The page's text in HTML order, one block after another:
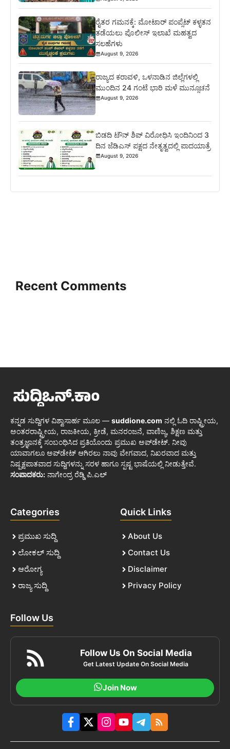
ರೈತರ ಗಮನಕ್ಕೆ: ಮೋಟಾರ್ ಪಂಪ್ಸೆಟ್ ಕಳ್ಳತನ
ತಡೆಯಲು ಪೊಲೀಸ್ ಇಲಾಖೆ ಮಹತ್ವದ
ಸಲಹೆಗಳು
August 9, 2026
ರಾಜ್ಯದ ಕರಾವಳಿ, ಒಳನಾಡಿನ ಜಿಲ್ಲೆಗಳಲ್ಲಿ
ಮುಂದಿನ 24 ಗಂಟೆ ಭಾರಿ ಮಳೆ ಮುನ್ಸೂಚನೆ
August 9, 2026
ಬಿಡದಿ ಟೌನ್ ಶಿಪ್ ವಿರೋಧಿಸಿ ಇಂದಿನಿಂದ 3
ದಿನ ಜೆಡಿಎಸ್ ಪಕ್ಷದ ನೇತೃತ್ವದಲ್ಲಿ ಪಾದಯಾತ್ರೆ
August 9, 2026
Recent Comments
ಕನ್ನಡ ಸುದ್ದಿಗಳ ವಿಶ್ವಾಸಾರ್ಹ ಮೂಲ — suddione.com ನಲ್ಲಿ ಓದಿ ರಾಷ್ಟ್ರೀಯ,
ಅಂತರರಾಷ್ಟ್ರೀಯ, ರಾಜಕೀಯ, ಕ್ರೀಡೆ, ಮನರಂಜನೆ, ವಾಣಿಜ್ಯ, ಶಿಕ್ಷಣ ಮತ್ತು
ತಂತ್ರಜ್ಞಾನಕ್ಕೆ ಸಂಬಂಧಿಸಿದ ಪ್ರತಿಯೊಂದು ಪ್ರಮುಖ ಅಪ್‌ಡೇಟ್. ನೀವು
ಯಾವಾಗಲೂ ಅಪ್‌ಡೇಟ್ ಆಗಿರಲು ನಾವು ವೇಗವಾದ, ನಿಖರವಾದ ಮತ್ತು
ನಿಷ್ಪಕ್ಷಪಾತವಾದ ಸುದ್ದಿಗಳನ್ನು ಸರಳ ಹಾಗೂ ಸ್ಪಷ್ಟ ಭಾಷೆಯಲ್ಲಿ ನೀಡುತ್ತೇವೆ.
ಸಂಪಾದಕರು: ನಾಗೇಂದ್ರ ರೆಡ್ಡಿ ಪಿ.ಎಲ್
Categories
ಪ್ರಮುಖ ಸುದ್ದಿ
ಲೋಕಲ್ ಸುದ್ದಿ
ಆರೋಗ್ಯ
ರಾಜ್ಯ ಸುದ್ದಿ
Quick Links
About Us
Contact Us
Disclaimer
Privacy Policy
Follow Us
Follow Us On Social Media
Get Latest Update On Social Media
Join Now